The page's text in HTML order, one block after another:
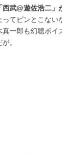
武@遊佐浩二」
てピンとこない
一郎も幻聴ボイ
。